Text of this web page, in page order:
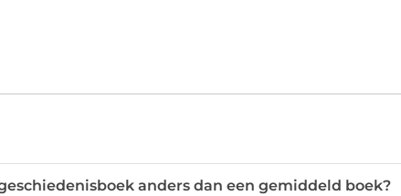
anders dan een gemiddeld boek?